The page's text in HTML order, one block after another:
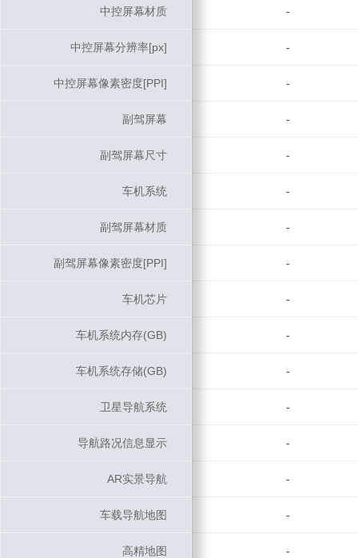
中控屏幕材质 -
中控屏幕分辨率[px] -
中控屏幕像素密度[PPI] -
副驾屏幕 -
副驾屏幕尺寸 -
车机系统 -
副驾屏幕材质 -
副驾屏幕像素密度[PPI] -
车机芯片 -
车机系统内存(GB) -
车机系统存储(GB) -
卫星导航系统 -
导航路况信息显示 -
AR实景导航 -
车载导航地图 -
高精地图 -
中控屏幕材质
中控屏幕分辨率[px]
中控屏幕像素密度[PPI]
副驾屏幕
副驾屏幕尺寸
车机系统
副驾屏幕材质
副驾屏幕像素密度[PPI]
车机芯片
车机系统内存(GB)
车机系统存储(GB)
卫星导航系统
导航路况信息显示
AR实景导航
车载导航地图
高精地图